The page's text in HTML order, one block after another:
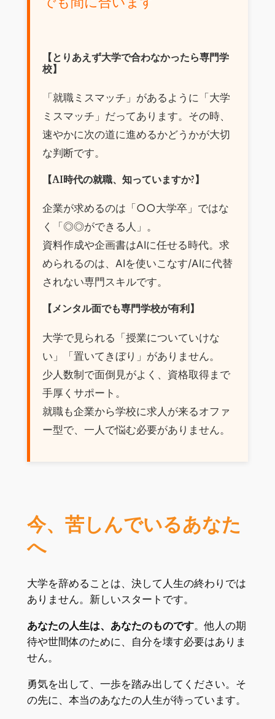
【とりあえず大学で合わなかったら専門学
校】
「就職ミスマッチ」があるように「大学
ミスマッチ」だってあります。その時、
速やかに次の道に進めるかどうかが大切
な判断です。
【AI時代の就職、知っていますか?】
企業が求めるのは「○○大学卒」ではな
く「◎◎ができる人」。
資料作成や企画書はAIに任せる時代。求
められるのは、AIを使いこなす/AIに代替
されない専門スキルです。
【メンタル面でも専門学校が有利】
大学で見られる「授業についていけな
い」「置いてきぼり」がありません。
少人数制で面倒見がよく、資格取得まで
手厚くサポート。
就職も企業から学校に求人が来るオファ
ー型で、一人で悩む必要がありません。
今、苦しんでいるあなた
へ
大学を辞めることは、決して人生の終わりでは
ありません。新しいスタートです。
あなたの人生は、あなたのものです。他人の期
待や世間体のために、自分を壊す必要はありま
せん。
勇気を出して、一歩を踏み出してください。そ
の先に、本当のあなたの人生が待っています。